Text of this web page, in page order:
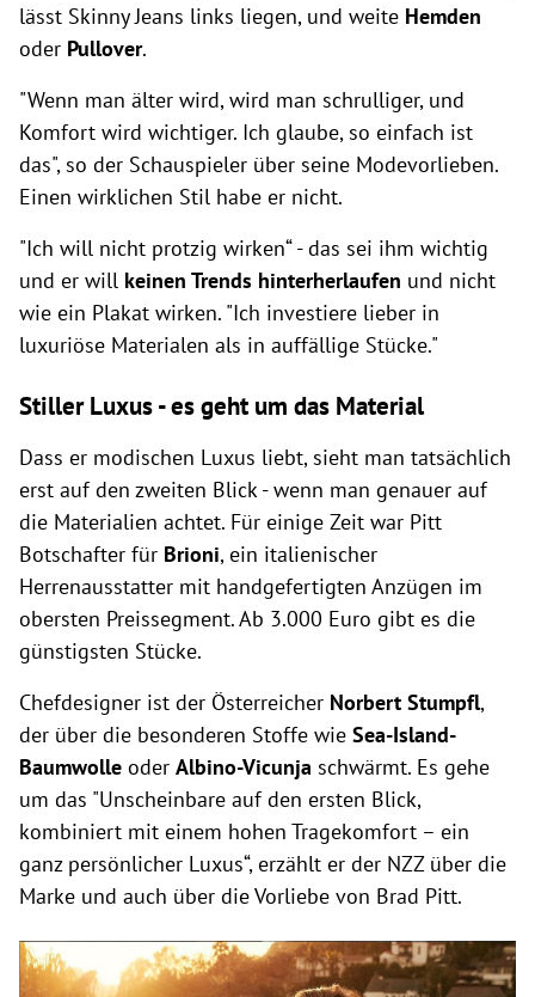
lässt Skinny Jeans links liegen, und weite Hemden
oder Pullover.
"Wenn man älter wird, wird man schrulliger, und
Komfort wird wichtiger. Ich glaube, so einfach ist
das", so der Schauspieler über seine Modevorlieben.
Einen wirklichen Stil habe er nicht.
"Ich will nicht protzig wirken“ - das sei ihm wichtig
und er will keinen Trends hinterherlaufen und nicht
wie ein Plakat wirken. "Ich investiere lieber in
luxuriöse Materialen als in auffällige Stücke."
Stiller Luxus - es geht um das Material
Dass er modischen Luxus liebt, sieht man tatsächlich
erst auf den zweiten Blick - wenn man genauer auf
die Materialien achtet. Für einige Zeit war Pitt
Botschafter für Brioni, ein italienischer
Herrenausstatter mit handgefertigten Anzügen im
obersten Preissegment. Ab 3.000 Euro gibt es die
günstigsten Stücke.
Chefdesigner ist der Österreicher Norbert Stumpfl,
der über die besonderen Stoffe wie Sea-Island-
Baumwolle oder Albino-Vicunja schwärmt. Es gehe
um das "Unscheinbare auf den ersten Blick,
kombiniert mit einem hohen Tragekomfort – ein
ganz persönlicher Luxus“, erzählt er der NZZ über die
Marke und auch über die Vorliebe von Brad Pitt.